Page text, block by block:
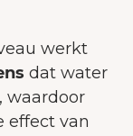
werkt
dat water
waardoor
effect van